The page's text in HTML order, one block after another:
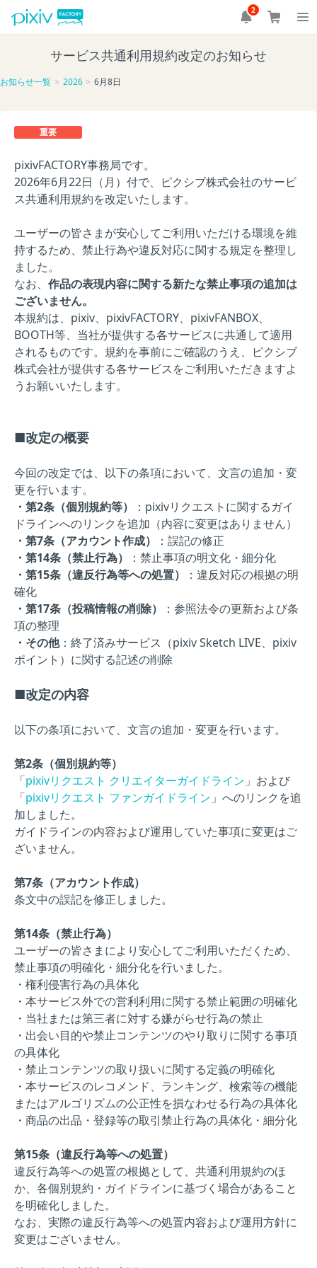
2
サービス共通利用規約改定のお知らせ
お知らせ一覧 2026 6月8日
重要
pixivFACTORY事務局です。
2026年6月22日（月）付で、ピクシブ株式会社のサービ
ス共通利用規約を改定いたします。
ユーザーの皆さまが安心してご利用いただける環境を維
持するため、禁止行為や違反対応に関する規定を整理し
ました。
なお、 作品の表現内容に関する新たな禁止事項の追加は
ございません。
本規約は、pixiv、pixivFACTORY、pixivFANBOX、
BOOTH等、当社が提供する各サービスに共通して適用
されるものです。規約を事前にご確認のうえ、ピクシブ
株式会社が提供する各サービスをご利用いただきますよ
うお願いいたします。
■改定の概要
今回の改定では、以下の条項において、文言の追加・変
更を行います。
・第2条（個別規約等）
：pixivリクエストに関するガイ
ドラインへのリンクを追加（内容に変更はありません）
・第7条（アカウント作成）
：誤記の修正
・第14条（禁止行為）
：禁止事項の明文化・細分化
・第15条（違反行為等への処置）
：違反対応の根拠の明
確化
・第17条（投稿情報の削除）
：参照法令の更新および条
項の整理
・その他：終了済みサービス（pixiv Sketch LIVE、pixiv
ポイント）に関する記述の削除
■改定の内容
以下の条項において、文言の追加・変更を行います。
第2条（個別規約等）
「pixivリクエスト クリエイターガイドライン 」および
「pixivリクエスト ファンガイドライン 」へのリンクを追
加しました。
ガイドラインの内容および運用していた事項に変更はご
ざいません。
第7条（アカウント作成）
条文中の誤記を修正しました。
第14条（禁止行為）
ユーザーの皆さまにより安心してご利用いただくため、
禁止事項の明確化・細分化を行いました。
・権利侵害行為の具体化
・本サービス外での営利利用に関する禁止範囲の明確化
・当社または第三者に対する嫌がらせ行為の禁止
・出会い目的や禁止コンテンツのやり取りに関する事項
の具体化
・禁止コンテンツの取り扱いに関する定義の明確化
・本サービスのレコメンド、ランキング、検索等の機能
またはアルゴリズムの公正性を損なわせる行為の具体化
・商品の出品・登録等の取引禁止行為の具体化・細分化
第15条（違反行為等への処置）
違反行為等への処置の根拠として、共通利用規約のほ
か、各個別規約・ガイドラインに基づく場合があること
を明確化しました。
なお、実際の違反行為等への処置内容および運用方針に
変更はございません。